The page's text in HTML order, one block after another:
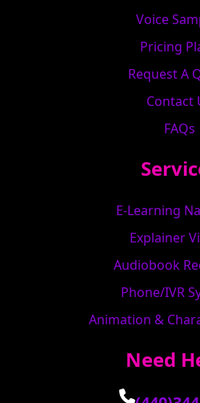
Voice
Pricing
Request A
Contact
FAQs
E-Learning
Explainer
Audiobook
Phone/IVR
Animation &
Need